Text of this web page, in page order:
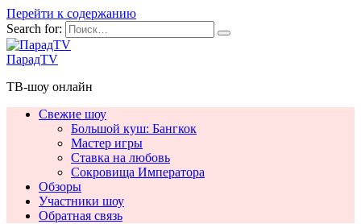
Перейти к содержанию
Search for:
ПарадTV
ТВ-шоу онлайн
Свежие шоу
Большой куш: Бангкок
Мастер игры
Ставка на любовь
Сокровища Императора
Обзоры
Участники шоу
Обратная связь